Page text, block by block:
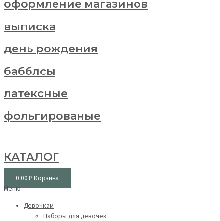
оформление магазинов
выписка
день рождения
бабблсы
латексные
фольгированые
КАТАЛОГ
0.00 ₽ Корзина
Меню
Девочкам
Наборы для девочек